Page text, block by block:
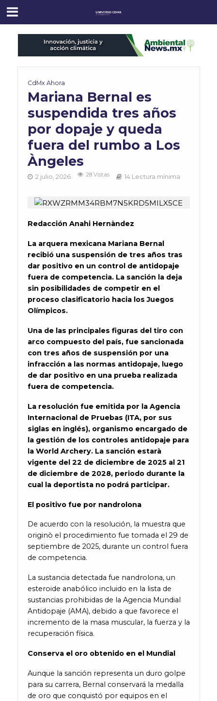
CdMx Ahora
Mariana Bernal es
suspendida tres años
por dopaje y queda
fuera del rumbo a Los
Àngeles
2 julio, 2026 28 Vistas 14 Lectura mínima
Redacción Anahi Hernàndez
La arquera mexicana Mariana Bernal
recibió una suspensión de tres años tras
dar positivo en un control de antidopaje
fuera de competencia. La sanción la deja
sin posibilidades de competir en el
proceso clasificatorio hacia los Juegos
Olímpicos.
Una de las principales figuras del tiro con
arco compuesto del país, fue sancionada
con tres años de suspensión por una
infracción a las normas antidopaje, luego
de dar positivo en una prueba realizada
fuera de competencia.
La resolución fue emitida por la Agencia
Internacional de Pruebas (ITA, por sus
siglas en inglés), organismo encargado de
la gestión de los controles antidopaje para
la World Archery. La sanción estarà
vigente del 22 de diciembre de 2025 al 21
de diciembre de 2028, periodo durante la
cual la deportista no podrá participar.
El positivo fue por nandrolona
De acuerdo con la resolución, la muestra que
originò el procedimiento fue tomada el 29 de
septiembre de 2025, durante un control fuera
de competencia.
La sustancia detectada fue nandrolona, un
esteroide anabólico incluido en la lista de
sustancias prohibidas de la Agencia Mundial
Antidopaje (AMA), debido a que favorece el
incremento de la masa muscular, la fuerza y la
recuperación física.
Conserva el oro obtenido en el Mundial
Aunque la sanción representa un duro golpe
para su carrera, Bernal conservará la medalla
de oro que conquistó por equipos en el